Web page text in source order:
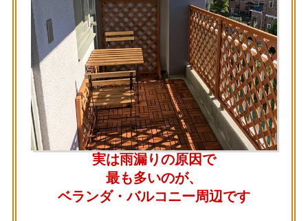
実は雨漏りの原因で
最も多いのが、
ベランダ・バルコニー周辺です